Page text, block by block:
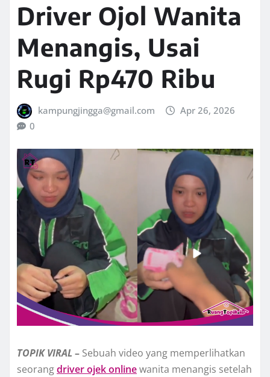
Driver Ojol Wanita
Menangis, Usai
Rugi Rp470 Ribu
kampungjingga@gmail.com
Apr 26, 2026
0
TOPIK VIRAL – Sebuah video yang memperlihatkan
seorangdriver ojek onlinewanita menangis setelah